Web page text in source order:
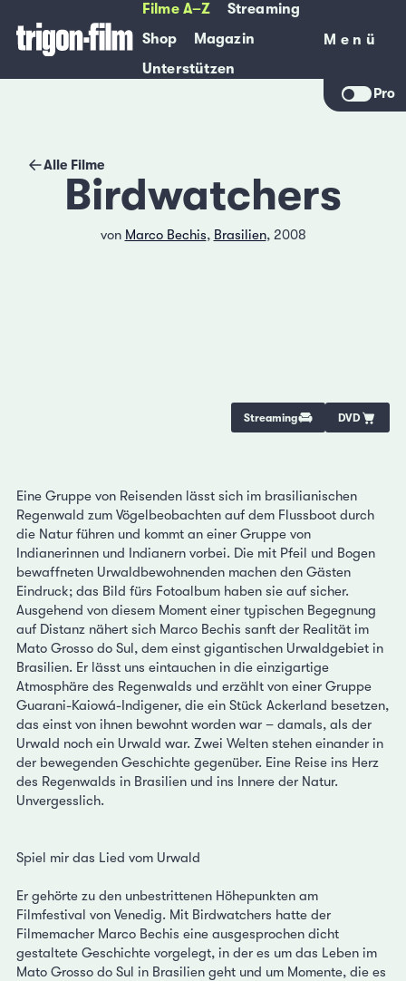
Filme A–Z
Streaming
Shop
Magazin
Unterstützen
Menü
Menü
Pro
Alle Filme
Birdwatchers
von Marco Bechis, Brasilien, 2008
Streaming DVD
Eine Gruppe von Reisenden lässt sich im brasilianischen
Regenwald zum Vögelbeobachten auf dem Flussboot durch
die Natur führen und kommt an einer Gruppe von
Indianerinnen und Indianern vorbei. Die mit Pfeil und Bogen
bewaffneten Urwaldbewohnenden machen den Gästen
Eindruck; das Bild fürs Fotoalbum haben sie auf sicher.
Ausgehend von diesem Moment einer typischen Begegnung
auf Distanz nähert sich Marco Bechis sanft der Realität im
Mato Grosso do Sul, dem einst gigantischen Urwaldgebiet in
Brasilien. Er lässt uns eintauchen in die einzigartige
Atmosphäre des Regenwalds und erzählt von einer Gruppe
Guarani-Kaiowá-Indigener, die ein Stück Ackerland besetzen,
das einst von ihnen bewohnt worden war – damals, als der
Urwald noch ein Urwald war. Zwei Welten stehen einander in
der bewegenden Geschichte gegenüber. Eine Reise ins Herz
des Regenwalds in Brasilien und ins Innere der Natur.
Unvergesslich.
Spiel mir das Lied vom Urwald
Er gehörte zu den unbestrittenen Höhepunkten am
Filmfestival von Venedig. Mit Birdwatchers hatte der
Filmemacher Marco Bechis eine ausgesprochen dicht
gestaltete Geschichte vorgelegt, in der es um das Leben im
Mato Grosso do Sul in Brasilien geht und um Momente, die es